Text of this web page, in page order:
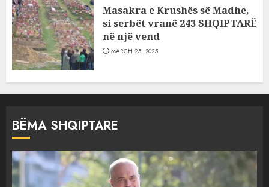
Masakra e Krushës së Madhe,
si serbët vranë 243 SHQIPTARË
në një vend
MARCH 25, 2025
BËMA SHQIPTARE